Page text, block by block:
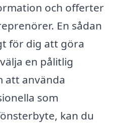
och offerter
En sådan
för dig att göra
en pålitlig
att använda
som
kan du